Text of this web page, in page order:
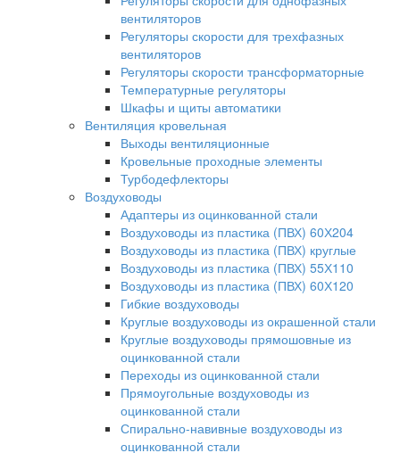
вентиляторов
Регуляторы скорости для трехфазных
вентиляторов
Регуляторы скорости трансформаторные
Температурные регуляторы
Шкафы и щиты автоматики
Вентиляция кровельная
Выходы вентиляционные
Кровельные проходные элементы
Турбодефлекторы
Воздуховоды
Адаптеры из оцинкованной стали
Воздуховоды из пластика (ПВХ) 60Х204
Воздуховоды из пластика (ПВХ) круглые
Воздуховоды из пластика (ПВХ) 55Х110
Воздуховоды из пластика (ПВХ) 60Х120
Гибкие воздуховоды
Круглые воздуховоды из окрашенной стали
Круглые воздуховоды прямошовные из
оцинкованной стали
Переходы из оцинкованной стали
Прямоугольные воздуховоды из
оцинкованной стали
Спирально-навивные воздуховоды из
оцинкованной стали